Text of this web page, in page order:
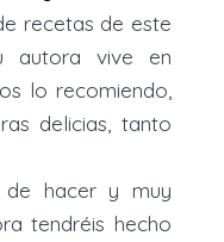
recetas de este
autora vive en
lo recomiendo,
delicias, tanto
de hacer y muy
tendréis hecho